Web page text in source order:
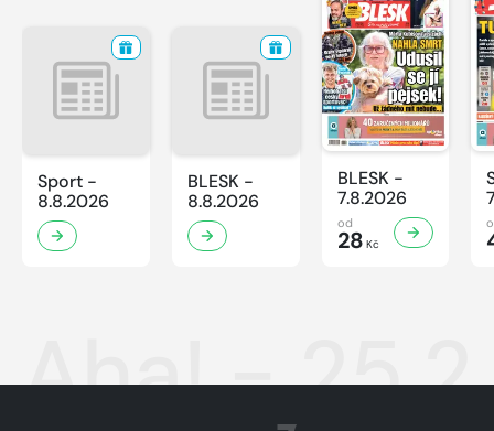
Sport -
8.8.2026
BLESK -
8.8.2026
BLESK -
7.8.2026
od
28 Kč
Aha! -